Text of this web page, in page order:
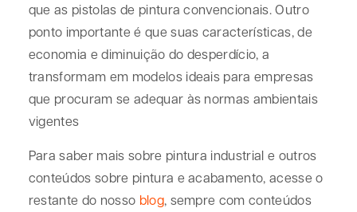
que as pistolas de pintura convencionais. Outro
ponto importante é que suas características, de
economia e diminuição do desperdício, a
transformam em modelos ideais para empresas
que procuram se adequar às normas ambientais
vigentes
Para saber mais sobre pintura industrial e outros
conteúdos sobre pintura e acabamento, acesse o
restante do nosso blog, sempre com conteúdos